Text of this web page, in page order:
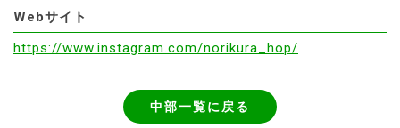
Webサイト
https://www.instagram.com/norikura_hop/
中部一覧に戻る